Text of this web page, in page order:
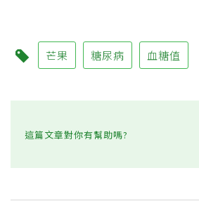
芒果 糖尿病 血糖值
這篇文章對你有幫助嗎?